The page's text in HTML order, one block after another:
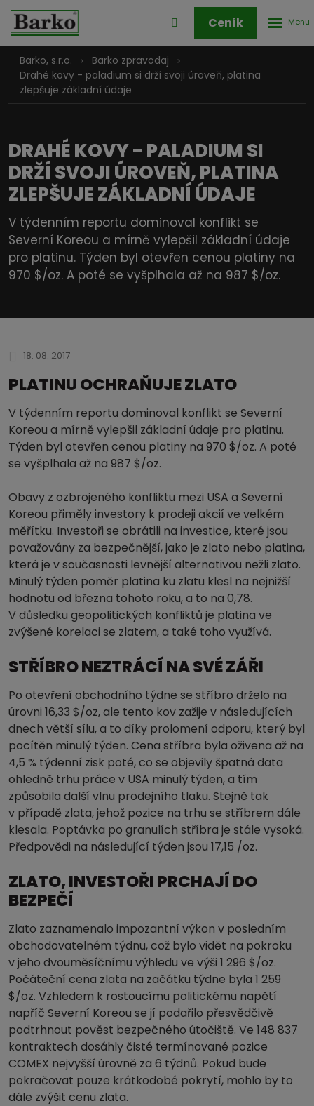
Přihlášení
zóny
Ceník
Barko, s.r.o.
Barko zpravodaj
Drahé kovy - paladium si drží svoji úroveň, platina
zlepšuje základní údaje
DRAHÉ KOVY - PALADIUM SI
DRŽÍ SVOJI ÚROVEŇ, PLATINA
ZLEPŠUJE ZÁKLADNÍ ÚDAJE
V týdenním reportu dominoval konflikt se
Severní Koreou a mírně vylepšil základní údaje
pro platinu. Týden byl otevřen cenou platiny na
970 $/oz. A poté se vyšplhala až na 987 $/oz.
18. 08. 2017
PLATINU OCHRAŇUJE ZLATO
V týdenním reportu dominoval konflikt se Severní
Koreou a mírně vylepšil základní údaje pro platinu.
Týden byl otevřen cenou platiny na 970 $/oz. A poté
se vyšplhala až na 987 $/oz.
Obavy z ozbrojeného konfliktu mezi USA a Severní
Koreou přiměly investory k prodeji akcií ve velkém
měřítku. Investoři se obrátili na investice, které jsou
považovány za bezpečnější, jako je zlato nebo platina,
která je v současnosti levnější alternativou nežli zlato.
Minulý týden poměr platina ku zlatu klesl na nejnižší
hodnotu od března tohoto roku, a to na 0,78.
V důsledku geopolitických konfliktů je platina ve
zvýšené korelaci se zlatem, a také toho využívá.
STŘÍBRO NEZTRÁCÍ NA SVÉ ZÁŘI
Po otevření obchodního týdne se stříbro drželo na
úrovni 16,33 $/oz, ale tento kov zažije v následujících
dnech větší sílu, a to díky prolomení odporu, který byl
pocítěn minulý týden. Cena stříbra byla oživena až na
4,5 % týdenní zisk poté, co se objevily špatná data
ohledně trhu práce v USA minulý týden, a tím
způsobila další vlnu prodejního tlaku. Stejně tak
v případě zlata, jehož pozice na trhu se stříbrem dále
klesala. Poptávka po granulích stříbra je stále vysoká.
Předpovědi na následující týden jsou 17,15 /oz.
ZLATO, INVESTOŘI PRCHAJÍ DO
BEZPEČÍ
Zlato zaznamenalo impozantní výkon v posledním
obchodovatelném týdnu, což bylo vidět na pokroku
v jeho dvouměsíčnímu výhledu ve výši 1 296 $/oz.
Počáteční cena zlata na začátku týdne byla 1 259
$/oz. Vzhledem k rostoucímu politickému napětí
napříč Severní Koreou se jí podařilo přesvědčivě
podtrhnout pověst bezpečného útočiště. Ve 148 837
kontraktech dosáhly čisté termínované pozice
COMEX nejvyšší úrovně za 6 týdnů. Pokud bude
pokračovat pouze krátkodobé pokrytí, mohlo by to
dále zvýšit cenu zlata.